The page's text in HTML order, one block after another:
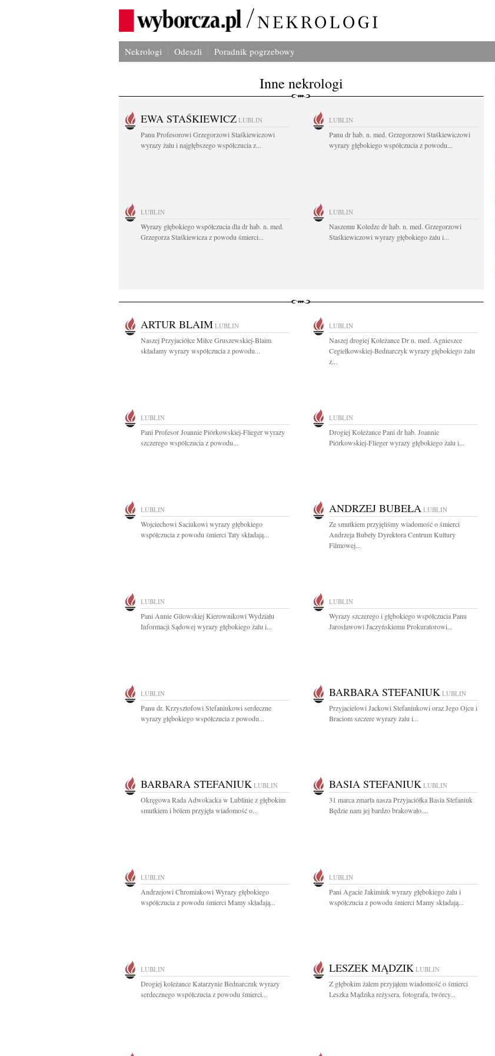
Nekrologi Odeszli Poradnik pogrzebowy
Inne nekrologi
EWA STAŚKIEWICZ LUBLIN
Panu Profesorowi Grzegorzowi Staśkiewiczowi
wyrazy żalu i najgłębszego współczucia z...
LUBLIN
Panu dr hab. n. med. Grzegorzowi Staśkiewiczowi
wyrazy głębokiego współczucia z powodu...
LUBLIN
Wyrazy głębokiego współczucia dla dr hab. n. med.
Grzegorza Staśkiewicza z powodu śmierci...
LUBLIN
Naszemu Koledze dr hab. n. med. Grzegorzowi
Staśkiewiczowi wyrazy głębokiego żalu i...
ARTUR BLAIM LUBLIN
Naszej Przyjaciółce Miłce Gruszewskiej-Blaim
składamy wyrazy współczucia z powodu...
LUBLIN
Naszej drogiej Koleżance Dr n. med. Agnieszce
Cegiełkowskiej-Bednarczyk wyrazy głębokiego żalu
z...
LUBLIN
Pani Profesor Joannie Piórkowskiej-Flieger wyrazy
szczerego współczucia z powodu...
LUBLIN
Drogiej Koleżance Pani dr hab. Joannie
Piórkowskiej-Flieger wyrazy głębokiego żalu i...
LUBLIN
Wojciechowi Saciukowi wyrazy głębokiego
współczucia z powodu śmierci Taty składają...
ANDRZEJ BUBEŁA LUBLIN
Ze smutkiem przyjęliśmy wiadomość o śmierci
Andrzeja Bubeły Dyrektora Centrum Kultury
Filmowej...
LUBLIN
Pani Annie Gilowskiej Kierownikowi Wydziału
Informacji Sądowej wyrazy głębokiego żalu i...
LUBLIN
Wyrazy szczerego i głębokiego współczucia Panu
Jarosławowi Jaczyńskiemu Prokuratorowi...
LUBLIN
Panu dr. Krzysztofowi Stefaniukowi serdeczne
wyrazy głębokiego współczucia z powodu...
BARBARA STEFANIUK LUBLIN
Przyjacielowi Jackowi Stefaniukowi oraz Jego Ojcu i
Braciom szczere wyrazy żalu i...
BARBARA STEFANIUK LUBLIN
Okręgowa Rada Adwokacka w Lublinie z głębokim
smutkiem i bólem przyjęła wiadomość o...
BASIA STEFANIUK LUBLIN
31 marca zmarła nasza Przyjaciółka Basia Stefaniuk
Będzie nam jej bardzo brakowało....
LUBLIN
Andrzejowi Chromiakowi Wyrazy głębokiego
współczucia z powodu śmierci Mamy składają...
LUBLIN
Pani Agacie Jakimiuk wyrazy głębokiego żalu i
współczucia z powodu śmierci Mamy składają...
LUBLIN
Drogiej koleżance Katarzynie Bednarczuk wyrazy
serdecznego współczucia z powodu śmierci...
LESZEK MĄDZIK LUBLIN
Z głębokim żalem przyjąłem wiadomość o śmierci
Leszka Mądzika reżysera, fotografa, twórcy...